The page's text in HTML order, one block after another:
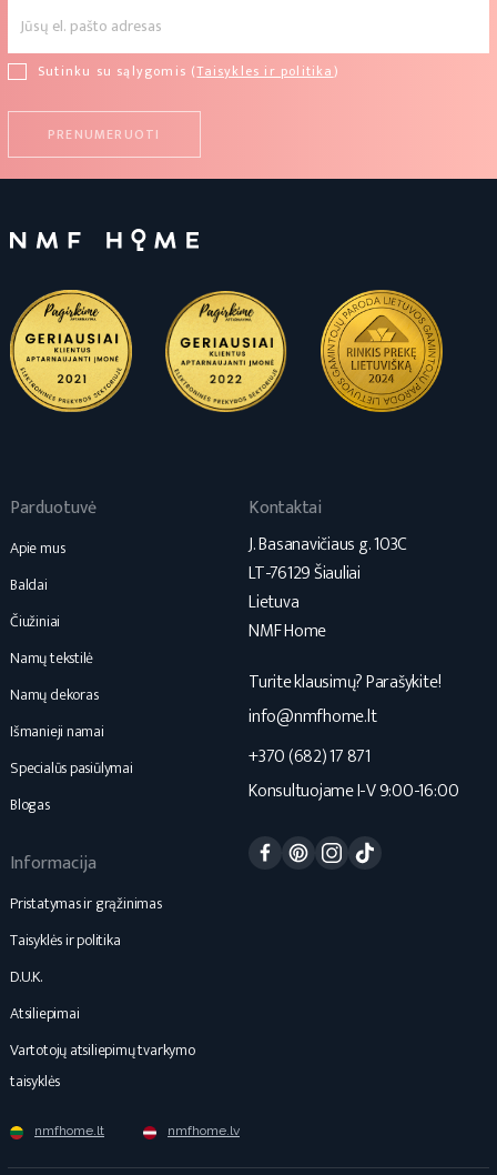
Sutinku su sąlygomis (Taisykles ir politika)
Parduotuvė
Apie mus
Baldai
Čiužiniai
Namų tekstilė
Namų dekoras
Išmanieji namai
Specialūs pasiūlymai
Blogas
Informacija
Pristatymas ir grąžinimas
Taisyklės ir politika
D.U.K.
Atsiliepimai
Vartotojų atsiliepimų tvarkymo
taisyklės
Kontaktai
J. Basanavičiaus g. 103C
LT-76129 Šiauliai
Lietuva
NMF Home
Turite klausimų? Parašykite!
info@nmfhome.lt
+370 (682) 17 871
Konsultuojame I-V 9:00-16:00
FacebookPinterestInstagram
nmfhome.lt nmfhome.lv